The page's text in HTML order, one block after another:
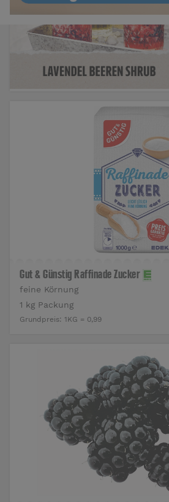
Gut & Günstig Raffinade Zucker
feine Körnung
1 kg Packung
Grundpreis: 1KG = 0,99